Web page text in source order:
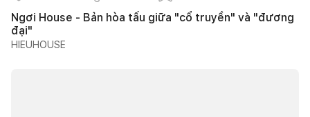
Ngơi House - Bản hòa tấu giữa "cổ truyền" và "đương
đại"
HIEUHOUSE